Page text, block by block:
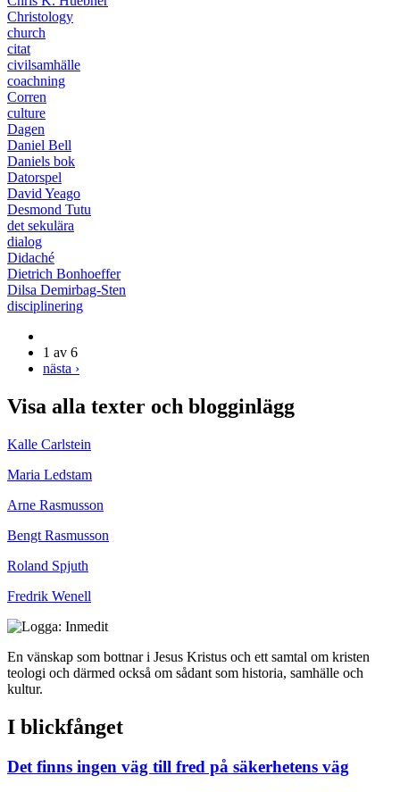
Christology
church
citat
civilsamhälle
coachning
Corren
culture
Dagen
Daniel Bell
Daniels bok
Datorspel
David Yeago
Desmond Tutu
det sekulära
dialog
Didaché
Dietrich Bonhoeffer
Dilsa Demirbag-Sten
disciplinering
1 av 6
nästa ›
Visa alla texter och blogginlägg
Kalle Carlstein
Maria Ledstam
Arne Rasmusson
Bengt Rasmusson
Roland Spjuth
Fredrik Wenell
En vänskap som bottnar i Jesus Kristus och ett samtal om kristen
teologi och därmed också om sådant som historia, samhälle och
kultur.
I blickfånget
Det finns ingen väg till fred på säkerhetens väg